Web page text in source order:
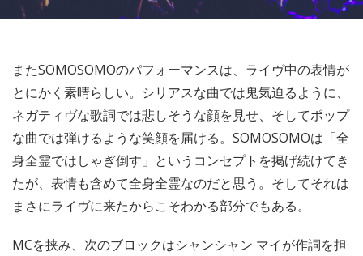
またSOMOSOMOのパフォーマンスは、ライヴ中の表情が
とにかく素晴らしい。シリアスな曲では鬼気迫るように、
ネガティヴな歌詞では悲しそうな顔を見せ、そしてポップ
な曲では弾けるような笑顔を届ける。SOMOSOMOは「全
身全霊ではしゃぎ倒す」というコンセプトを掲げ続けてき
たが、表情も含めて全身全霊なのだと思う。そしてそれは
まさにライヴに来たからこそわかる部分でもある。
MCを挟み、次のブロックはシャンシャン マイが作詞を担